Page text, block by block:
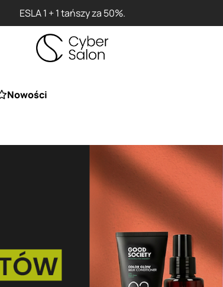
ESLA 1 + 1 tańszy za 50%.
Nowości